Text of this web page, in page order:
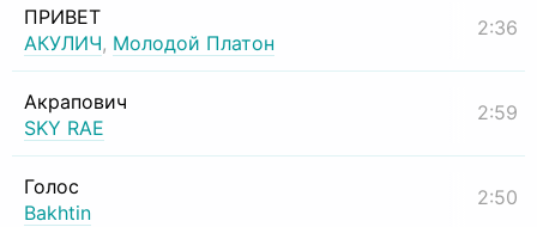
ПРИВЕТ
АКУЛИЧ, Молодой Платон
2:36
Акрапович
SKY RAE
2:59
Голос
Bakhtin
2:50